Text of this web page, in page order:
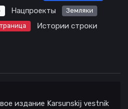
Нацпроекты Земляки
Истории строки
издание Karsunskij vestnik